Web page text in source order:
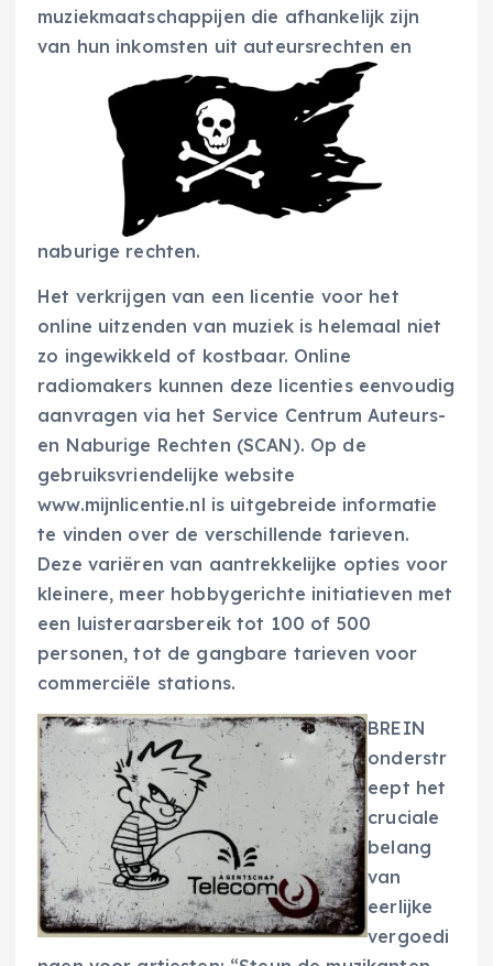
muziekmaatschappijen die afhankelijk zijn
van hun inkomsten uit auteursrechten en
naburige rechten.
Het verkrijgen van een licentie voor het
online uitzenden van muziek is helemaal niet
zo ingewikkeld of kostbaar. Online
radiomakers kunnen deze licenties eenvoudig
aanvragen via het Service Centrum Auteurs-
en Naburige Rechten (SCAN). Op de
gebruiksvriendelijke website
www.mijnlicentie.nl is uitgebreide informatie
te vinden over de verschillende tarieven.
Deze variëren van aantrekkelijke opties voor
kleinere, meer hobbygerichte initiatieven met
een luisteraarsbereik tot 100 of 500
personen, tot de gangbare tarieven voor
commerciële stations.
BREIN
onderstr
eept het
cruciale
belang
van
eerlijke
vergoedi